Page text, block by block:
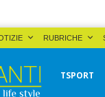
RUBRICHE
TSPORT